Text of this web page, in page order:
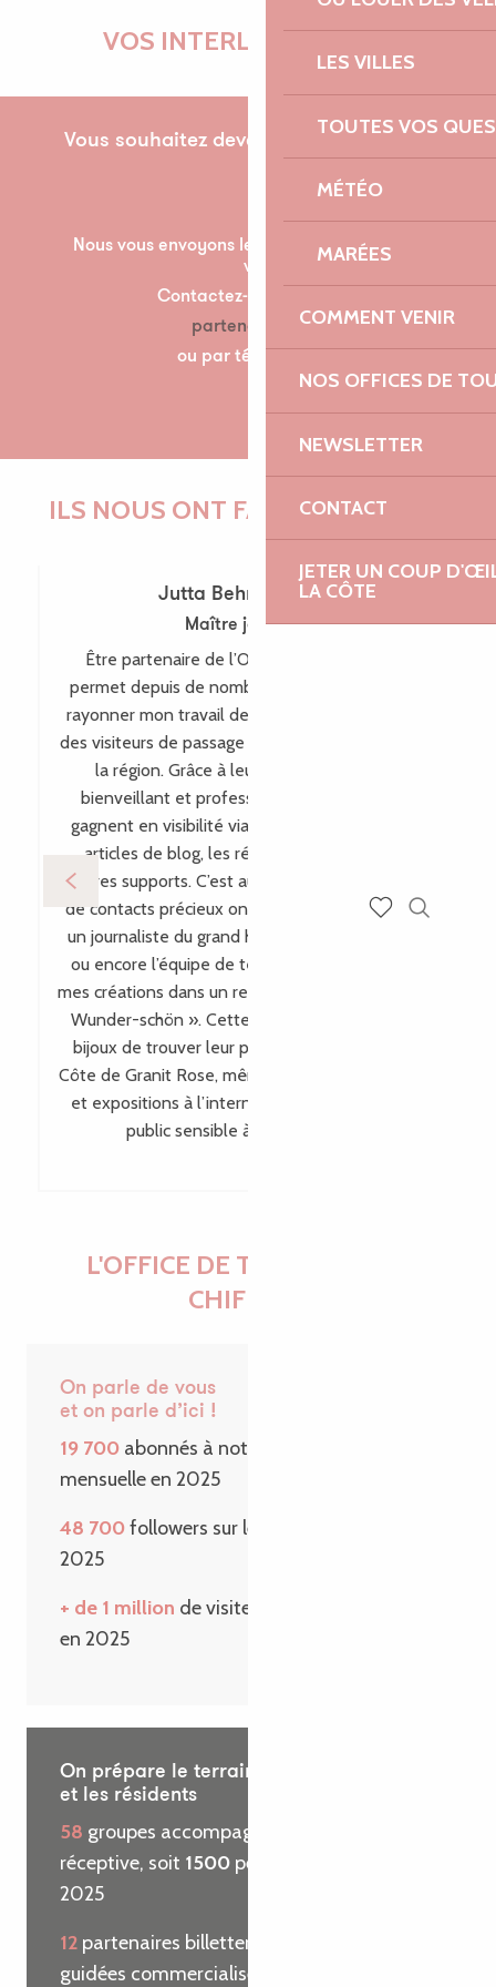
LES VILLES
TOUTES VOS
MÉTÉO
MARÉES
COMMENT VENIR
NOS OFFICES DE
NEWSLETTER
CONTACT
JETER UN COUP
LA CÔTE
VOS INTERLOCUTRICES
Vous souhaitez devenir partenaire pour la
première fois ?
Nous vous envoyons les documents nécessaire à
votre partenariat par mail.
Contactez-nous à l’adresse suivante :
partenariats@lannion-tregor.com
ou par téléphone au 07 86 04 60 30
ILS NOUS ONT FAIT CONFIANCE !
Jutta Behr-Schaeidt
Maître joaillière
Être partenaire de l’Office de Tourisme me
permet depuis de nombreuses années de faire
rayonner mon travail de maître-joaillière auprès
des visiteurs de passage comme des habitants de
la région. Grâce à leur accompagnement
bienveillant et professionnel, mes créations
gagnent en visibilité via leur site internet, leurs
articles de blog, les réseaux sociaux et bien
d’autres supports. C’est aussi par ce biais que plein
de contacts précieux ont vu le jour, comme avec
un journaliste du grand hebdomadaire allemand
ou encore l’équipe de télévision WDR, incluant
mes créations dans un reportage pour l’émission «
Wunder-schön ». Cette visibilité permet à mes
bijoux de trouver leur place bien au-delà de la
Côte de Granit Rose, même en dehors des salons
et expositions à l’international, en touchant un
public sensible à leur singularité.
L'OFFICE DE TOURISME EN
CHIFFRES
On parle de vous
et on parle d’ici !
19 700 abonnés à notre Newsletter
mensuelle en 2025
48 700followers sur les réseaux sociaux en
2025
+ de 1 million de visiteurs sur le site internet
en 2025
On prépare le terrain pour les visiteurs
et les résidents
58 groupes accompagnés par l’agence
réceptive, soit 1500 personnes reçues en
2025
12 partenaires billetterie et
guidées commercialisées pour le compte